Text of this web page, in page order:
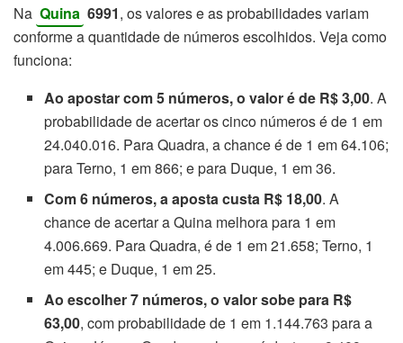
Na Quina 6991, os valores e as probabilidades variam
conforme a quantidade de números escolhidos. Veja como
funciona:
Ao apostar com 5 números, o valor é de R$ 3,00. A
probabilidade de acertar os cinco números é de 1 em
24.040.016. Para Quadra, a chance é de 1 em 64.106;
para Terno, 1 em 866; e para Duque, 1 em 36.
Com 6 números, a aposta custa R$ 18,00. A
chance de acertar a Quina melhora para 1 em
4.006.669. Para Quadra, é de 1 em 21.658; Terno, 1
em 445; e Duque, 1 em 25.
Ao escolher 7 números, o valor sobe para R$
63,00, com probabilidade de 1 em 1.144.763 para a